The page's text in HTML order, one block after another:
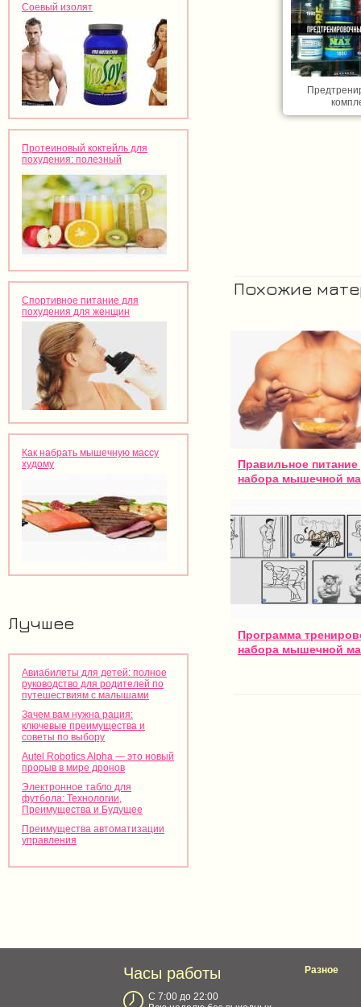
Соевый изолят
Протеиновый коктейль для
похудения: полезный
Спортивное питание для
похудения для женщин
Как набрать мышечную массу
худому
Лучшее
Авиабилеты для детей: полное
руководство для родителей по
путешествиям с малышами
Зачем вам нужна рация:
ключевые преимущества и
советы по выбору
Autel Robotics Alpha — это новый
прорыв в мире дронов
Электронное табло для
футбола: Технологии,
Преимущества и Будущее
Преимущества автоматизации
управления
Похожие
Правильное питание
набора мышечной
Программа
набора мышечной
Часы работы
С 7:00 до 22:00
Разное